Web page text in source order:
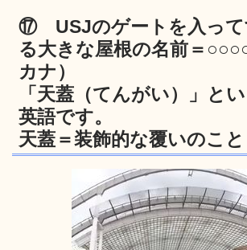
⑰ USJのゲートを入って
る大きな屋根の名前＝
カナ）
「天蓋（てんがい）」と
英語です。
天蓋＝装飾的な覆いのこと